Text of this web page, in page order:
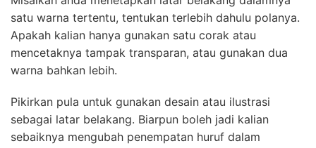
satu warna tertentu, tentukan terlebih dahulu polanya.
Apakah kalian hanya gunakan satu corak atau
mencetaknya tampak transparan, atau gunakan dua
warna bahkan lebih.
Pikirkan pula untuk gunakan desain atau ilustrasi
sebagai latar belakang. Biarpun boleh jadi kalian
sebaiknya mengubah penempatan huruf dalam